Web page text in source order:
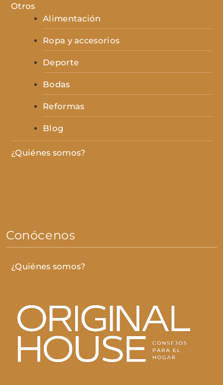
Otros
Alimentación
Ropa y accesorios
Deporte
Bodas
Reformas
Blog
¿Quiénes somos?
Conócenos
¿Quiénes somos?